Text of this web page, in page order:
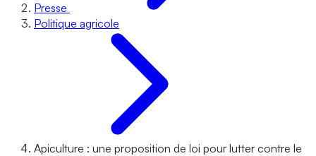
Presse
Politique agricole
Apiculture : une proposition de loi pour lutter contre le